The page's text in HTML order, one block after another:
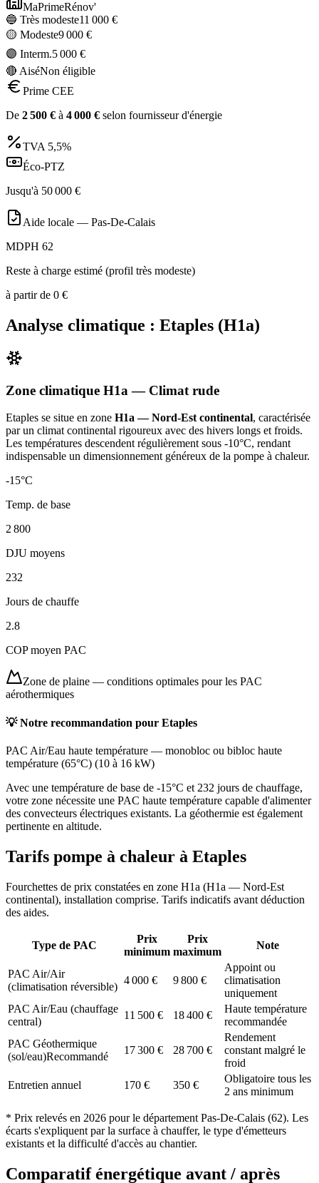
MaPrimeRénov'
🔵 Très modeste11 000 €
🟡 Modeste9 000 €
🟣 Interm.5 000 €
🔴 AiséNon éligible
Prime CEE
De 2 500 € à 4 000 € selon fournisseur d'énergie
TVA 5,5%
Éco-PTZ
Jusqu'à 50 000 €
Aide locale — Pas-De-Calais
MDPH 62
Reste à charge estimé (profil très modeste)
à partir de 0 €
Analyse climatique : Etaples (H1a)
Zone climatique H1a — Climat rude
Etaples se situe en zone H1a — Nord-Est continental, caractérisée
par un climat continental rigoureux avec des hivers longs et froids.
Les températures descendent régulièrement sous -10°C, rendant
indispensable un dimensionnement généreux de la pompe à chaleur.
-15°C
Temp. de base
2 800
DJU moyens
232
Jours de chauffe
2.8
COP moyen PAC
Zone de plaine — conditions optimales pour les PAC
aérothermiques
💡 Notre recommandation pour Etaples
PAC Air/Eau haute température — monobloc ou bibloc haute
température (65°C) (10 à 16 kW)
Avec une température de base de -15°C et 232 jours de chauffage,
votre zone nécessite une PAC haute température capable d'alimenter
des convecteurs électriques existants. La géothermie est également
pertinente en altitude.
Tarifs pompe à chaleur à Etaples
Fourchettes de prix constatées en zone H1a (H1a — Nord-Est
continental), installation comprise. Tarifs indicatifs avant déduction
des aides.
Type de PAC
Prix
minimum
Prix
maximum
Note
PAC Air/Air
(climatisation réversible)
4 000 € 9 800 €
Appoint ou
climatisation
uniquement
PAC Air/Eau (chauffage
central)
11 500 € 18 400 €
Haute température
recommandée
PAC Géothermique
(sol/eau)Recommandé
17 300 € 28 700 €
Rendement
constant malgré le
froid
Entretien annuel
170 € 350 €
Obligatoire tous les
2 ans minimum
* Prix relevés en 2026 pour le département Pas-De-Calais (62). Les
écarts s'expliquent par la surface à chauffer, le type d'émetteurs
existants et la difficulté d'accès au chantier.
Comparatif énergétique avant / après